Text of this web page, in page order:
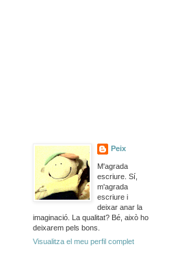
Peix
M'agrada
escriure. Sí,
m'agrada
escriure i
deixar anar la
imaginació. La qualitat? Bé, això ho
deixarem pels bons.
Visualitza el meu perfil complet